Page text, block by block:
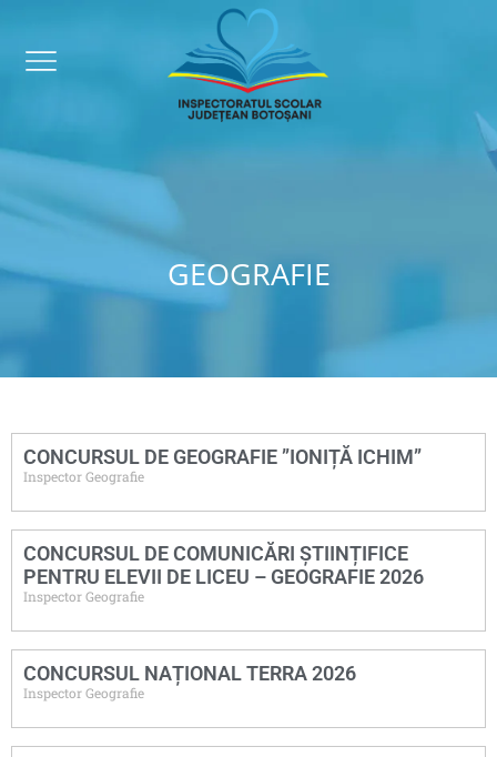
GEOGRAFIE
CONCURSUL DE GEOGRAFIE ”IONIȚĂ ICHIM”
Inspector Geografie
CONCURSUL DE COMUNICĂRI ȘTIINȚIFICE
PENTRU ELEVII DE LICEU – GEOGRAFIE 2026
Inspector Geografie
CONCURSUL NAȚIONAL TERRA 2026
Inspector Geografie